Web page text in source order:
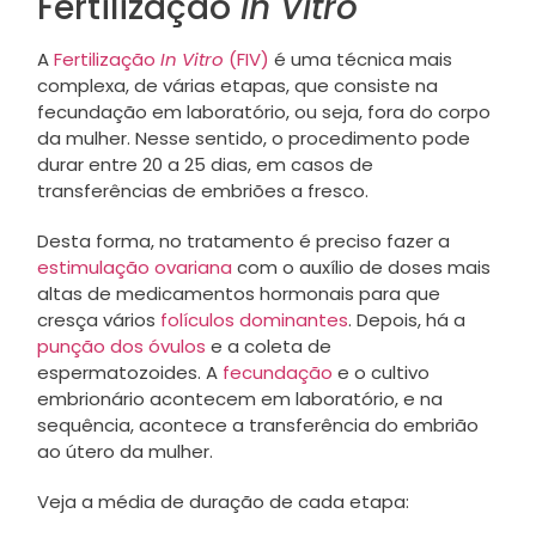
AFertilização In Vitro (FIV) é uma técnica mais
complexa, de várias etapas, que consiste na
fecundação em laboratório, ou seja, fora do corpo
da mulher. Nesse sentido, o procedimento pode
durar entre 20 a 25 dias, em casos de
transferências de embriões a fresco.
Desta forma, no tratamento é preciso fazer a
estimulação ovariana com o auxílio de doses mais
altas de medicamentos hormonais para que
cresça vários folículos dominantes. Depois, há a
punção dos óvulos e a coleta de
espermatozoides. A fecundação e o cultivo
embrionário acontecem em laboratório, e na
sequência, acontece a transferência do embrião
ao útero da mulher.
Veja a média de duração de cada etapa: